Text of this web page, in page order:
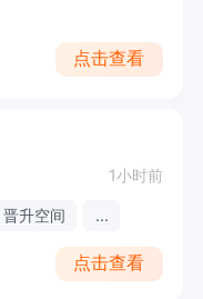
点击查看
1小时前
晋升空间 ...
点击查看